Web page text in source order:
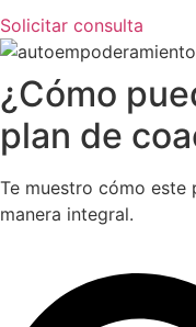
Solicitar consulta
¿Cómo
plan de
Te muestro cómo
manera integral.